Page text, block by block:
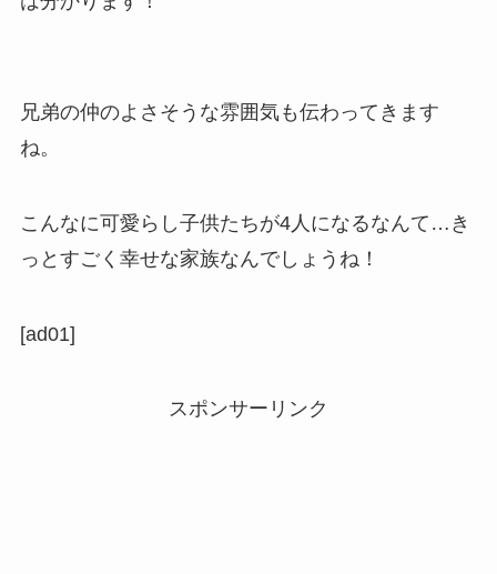
兄弟の仲のよさそうな雰囲気も伝わってきます
ね。
こんなに可愛らし子供たちが4人になるなんて…き
っとすごく幸せな家族なんでしょうね！
[ad01]
スポンサーリンク